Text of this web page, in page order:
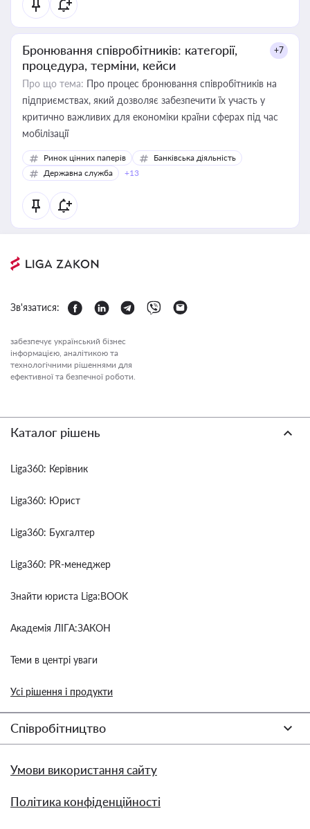
Бронювання співробітників: категорії,
процедура, терміни, кейси
+7
Про що тема: Про процес бронювання співробітників на
підприємствах, який дозволяє забезпечити їх участь у
критично важливих для економіки країни сферах під час
мобілізації
Ринок цінних паперів
Банківська діяльність
Державна служба
+13
Зв'язатися:
забезпечує український бізнес
інформацією, аналітикою та
технологічними рішеннями для
ефективної та безпечної роботи.
Каталог рішень
Liga360: Керівник
Liga360: Юрист
Liga360: Бухгалтер
Liga360: PR-менеджер
Знайти юриста Liga:BOOK
Академія ЛІГА:ЗАКОН
Теми в центрі уваги
Усі рішення і продукти
Співробітництво
Умови використання сайту
Політика конфіденційності